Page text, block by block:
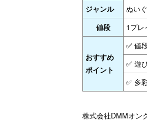
ジャンル
ぬい
値段
1プレ
おすすめ
ポイント
✅ 値
✅ 遊
✅ 多
株式会社DMMオン